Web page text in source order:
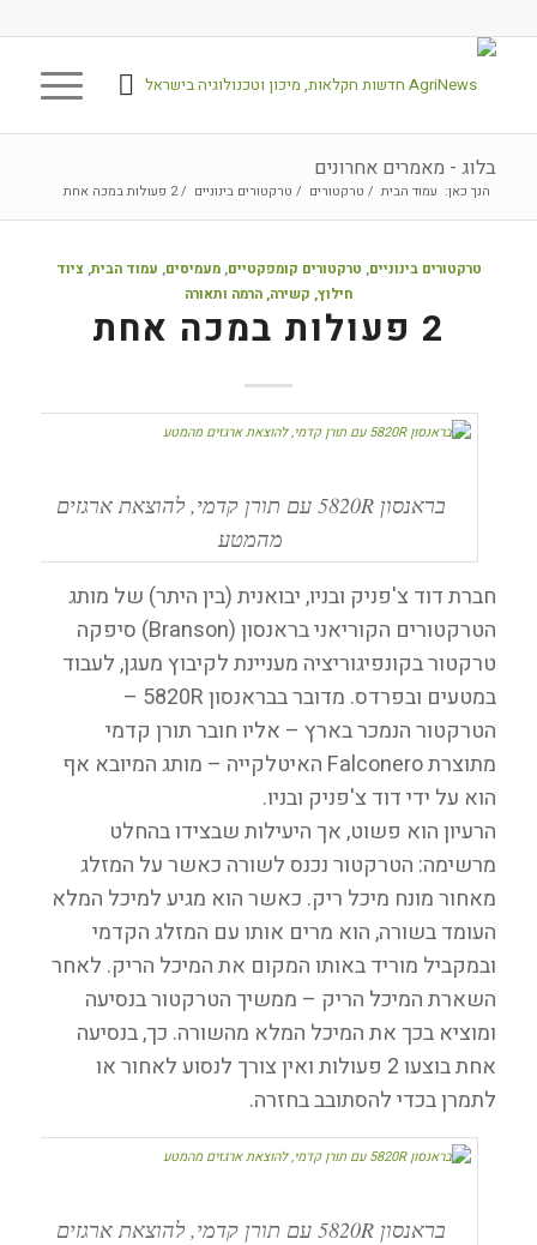
בלוג - מאמרים אחרונים
הנך כאן: עמוד הבית / טרקטורים / טרקטורים בינוניים /2 פעולות במכה אחת
טרקטורים בינוניים, טרקטורים קומפקטיים,מעמיסים, עמוד הבית,ציוד
חילוץ, קשירה, הרמה ותאורה
2 פעולות במכה אחת
בראנסון 5820R עם תורן קדמי, להוצאת ארגזים
מהמטע
חברת דוד צ'פניק ובניו, יבואנית (בין היתר) של מותג
הטרקטורים הקוריאני בראנסון (Branson) סיפקה
טרקטור בקונפיגוריציה מעניינת לקיבוץ מעגן, לעבוד
במטעים ובפרדס. מדובר בבראנסון 5820R –
הטרקטור הנמכר בארץ – אליו חובר תורן קדמי
מתוצרת Falconero האיטלקייה – מותג המיובא אף
הוא על ידי דוד צ'פניק ובניו.
הרעיון הוא פשוט, אך היעילות שבצידו בהחלט
מרשימה: הטרקטור נכנס לשורה כאשר על המזלג
מאחור מונח מיכל ריק. כאשר הוא מגיע למיכל המלא
העומד בשורה, הוא מרים אותו עם המזלג הקדמי
ובמקביל מוריד באותו המקום את המיכל הריק. לאחר
השארת המיכל הריק – ממשיך הטרקטור בנסיעה
ומוציא בכך את המיכל המלא מהשורה. כך, בנסיעה
אחת בוצעו 2 פעולות ואין צורך לנסוע לאחור או
לתמרן בכדי להסתובב בחזרה.
בראנסון 5820R עם תורן קדמי, להוצאת ארגזים